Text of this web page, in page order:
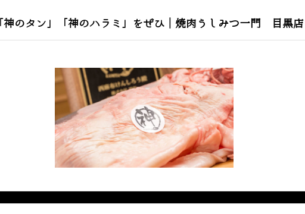
神のタン」「神のハラミ」をぜひ｜焼肉うしみつ一門 目黒店